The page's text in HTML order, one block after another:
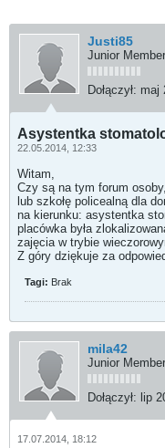
Justi85
Junior Member
Dołączył: maj
Asystentka
22.05.2014, 12:33
Witam,
Czy są na tym forum
lub szkołę policealną dla
na kierunku: asystentka
placówka była
zajęcia w trybie
Z góry dziękuje za
Tagi: Brak
mila42
Junior Member
Dołączył: lip
17.07.2014, 18:12